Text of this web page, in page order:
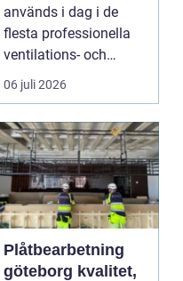
används i dag i de
flesta professionella
ventilations- och
klimatanlä...
06 juli 2026
Plåtbearbetning
göteborg kvalitet,